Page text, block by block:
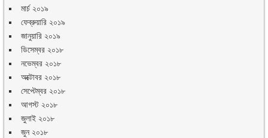
মার্চ ২০১৯
ফেব্রুয়ারি ২০১৯
জানুয়ারি ২০১৯
ডিসেম্বর ২০১৮
নভেম্বর ২০১৮
অক্টোবর ২০১৮
সেপ্টেম্বর ২০১৮
আগস্ট ২০১৮
জুলাই ২০১৮
জুন ২০১৮